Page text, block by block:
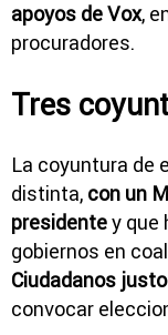
apoyos de Vox,
procuradores.
Tres
La coyuntura de
distinta, con un
presidentey que
gobiernos en
Ciudadanos
convocar